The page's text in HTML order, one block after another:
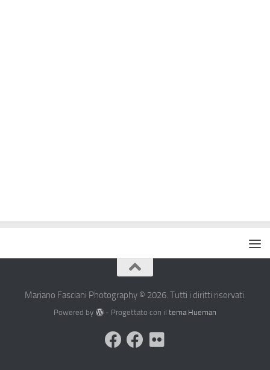
Mariano Fasciani Photography © 2026. Tutti i diritti riservati.
Powered by - Progettato con il tema Hueman